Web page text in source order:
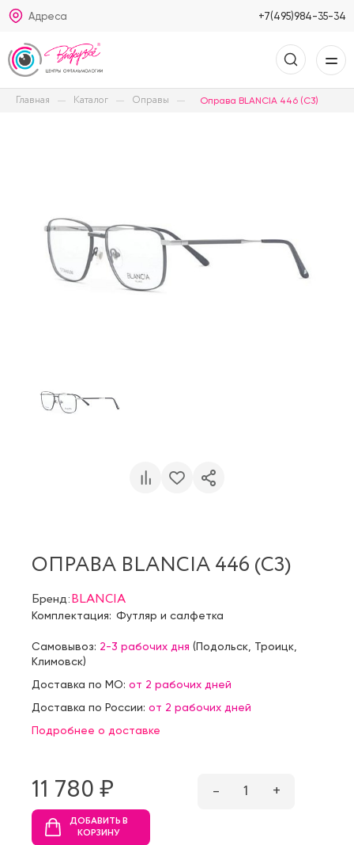
Адреса +7(495)984-35-34
Главная Каталог Оправы Оправа BLANCIA 446 (C3)
ОПРАВА BLANCIA 446 (C3)
Бренд:BLANCIA
Комплектация: Футляр и салфетка
Самовывоз: 2-3 рабочих дня (Подольск Троицк
Климовск)
Доставка по МО: от 2 рабочих дней
Доставка по России: от 2 рабочих дней
Подробнее о доставке
11 780 ₷ – 1 +
ДОБАВИТЬ В
КОРЗИНУ